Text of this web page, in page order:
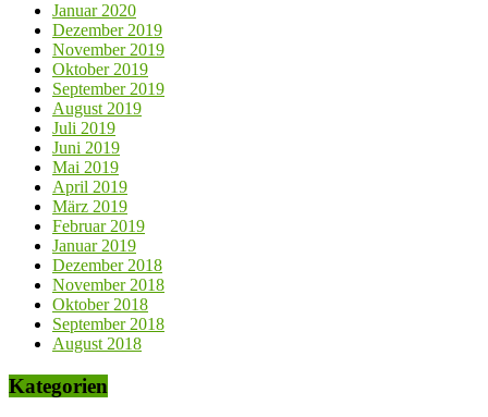
Januar 2020
Dezember 2019
November 2019
Oktober 2019
September 2019
August 2019
Juli 2019
Juni 2019
Mai 2019
April 2019
März 2019
Februar 2019
Januar 2019
Dezember 2018
November 2018
Oktober 2018
September 2018
August 2018
Kategorien